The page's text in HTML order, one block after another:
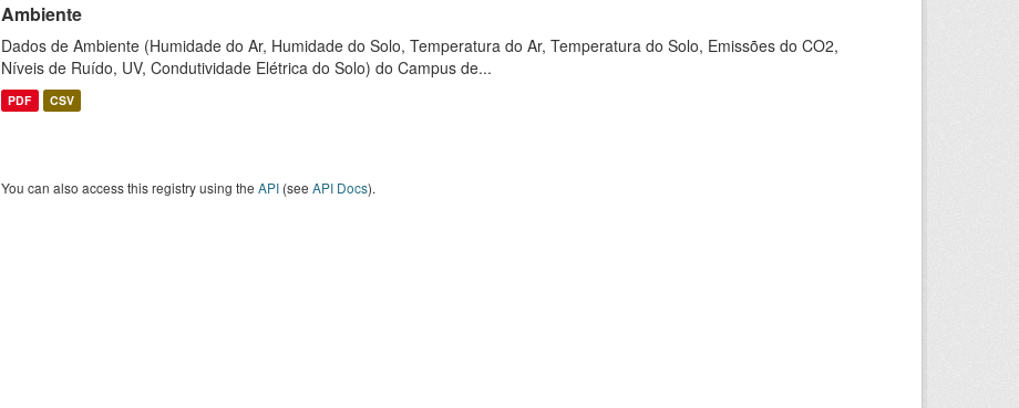
Ambiente
Dados de Ambiente (Humidade do Ar, Humidade do Solo, Temperatura do Ar, Temperatura do Solo, Emissões do CO2,
Níveis de Ruído, UV, Condutividade Elétrica do Solo) do Campus de...
PDF CSV
You can also access this registry using the API (see API Docs).